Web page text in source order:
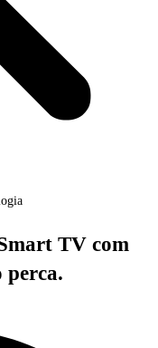
TV com
perca.